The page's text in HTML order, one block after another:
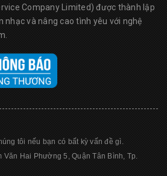
Company Limited) được thành lập
nhạc và nâng cao tình yêu với nghệ
tôi nếu bạn có bất kỳ vấn đề gì.
Văn Hai Phường 5, Quận Tân Bình, Tp.